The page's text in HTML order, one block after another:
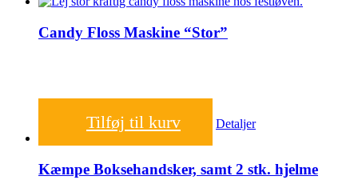
Candy Floss Maskine “Stor”
Tilføj til kurv Detaljer
Kæmpe Boksehandsker, samt 2 stk. hjelme